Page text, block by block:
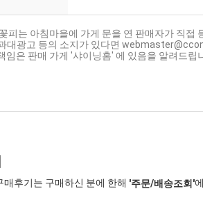
피는 아침마을에 가게 문을 연 판매자가 직접
대광고 등의 소지가 있다면
임은 판매 가게 '샤이닝홈' 에 있음을 알려드립
매후기는 구매하신 분에 한해 '주문/배송조회'